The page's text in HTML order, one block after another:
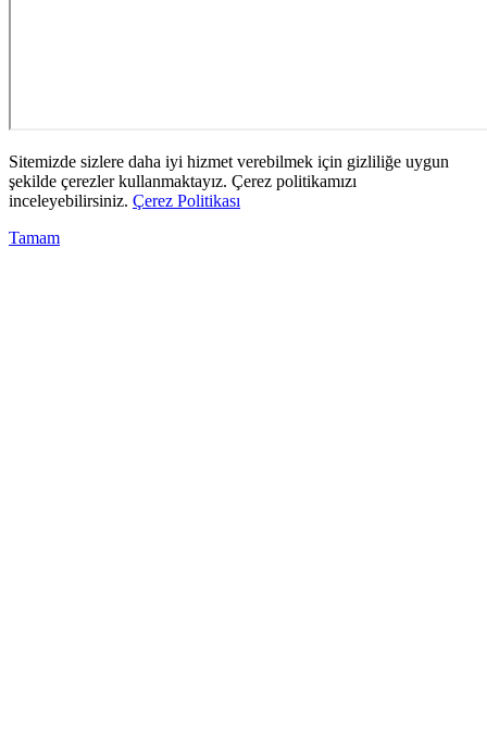
Sitemizde sizlere daha iyi hizmet verebilmek için gizliliğe uygun
şekilde çerezler kullanmaktayız. Çerez politikamızı
inceleyebilirsiniz. Çerez Politikası
Tamam